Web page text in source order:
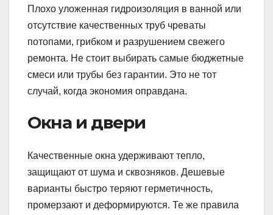
Плохо уложенная гидроизоляция в ванной или
отсутствие качественных труб чреваты
потопами, грибком и разрушением свежего
ремонта. Не стоит выбирать самые бюджетные
смеси или трубы без гарантии. Это не тот
случай, когда экономия оправдана.
Окна и двери
Качественные окна удерживают тепло,
защищают от шума и сквозняков. Дешевые
варианты быстро теряют герметичность,
промерзают и деформируются. Те же правила